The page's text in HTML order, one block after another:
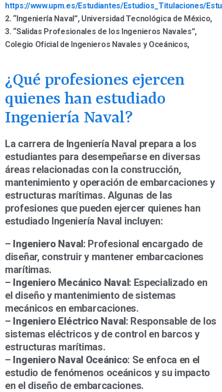
https://www.upm.es/Estudiantes/Estudios_Titulaciones/
2. “Ingeniería Naval”, Universidad Tecnológica de México,
3. “Salidas Profesionales de los Ingenieros Navales”,
Colegio Oficial de Ingenieros Navales y Oceánicos,
¿Qué profesiones ejercen
quienes han estudiado
Ingeniería Naval?
La carrera de Ingeniería Naval prepara a los
estudiantes para desempeñarse en diversas
áreas relacionadas con la construcción,
mantenimiento y operación de embarcaciones y
estructuras marítimas. Algunas de las
profesiones que pueden ejercer quienes han
estudiado Ingeniería Naval incluyen:
– Ingeniero Naval: Profesional encargado de
diseñar, construir y mantener embarcaciones
marítimas.
– Ingeniero Mecánico Naval: Especializado en
el diseño y mantenimiento de sistemas
mecánicos en embarcaciones.
– Ingeniero Eléctrico Naval: Responsable de los
sistemas eléctricos y de control en barcos y
estructuras marítimas.
– Ingeniero Naval Oceánico: Se enfoca en el
estudio de fenómenos oceánicos y su impacto
en el diseño de embarcaciones.